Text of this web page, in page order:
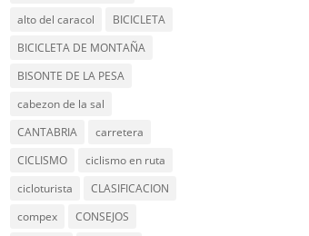
alto del caracol
BICICLETA
BICICLETA DE MONTAÑA
BISONTE DE LA PESA
cabezon de la sal
CANTABRIA
carretera
CICLISMO
ciclismo en ruta
cicloturista
CLASIFICACION
compex
CONSEJOS